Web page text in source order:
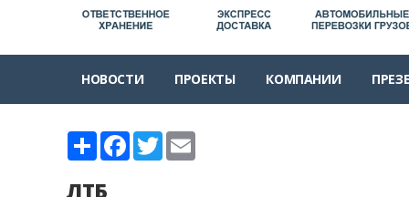
НОВОСТИ ПРОЕКТЫ КОМПАНИИ
Share Facebook
Twitter
ЛТБ